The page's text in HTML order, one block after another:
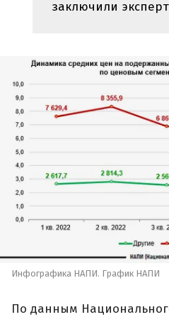
заключили
Инфографика НАПИ. График НАПИ
По данным